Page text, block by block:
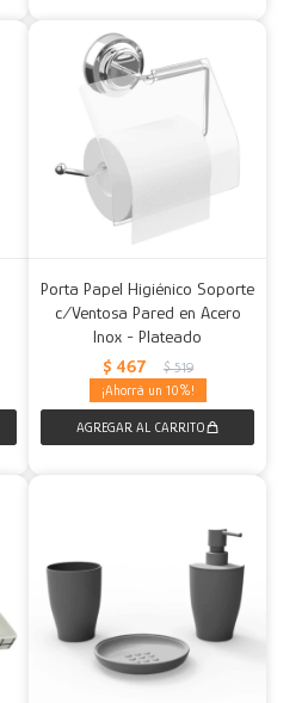
Porta Papel Higiénico Soporte
c/Ventosa Pared en Acero
Inox - Plateado
$ 467 $ 519
10